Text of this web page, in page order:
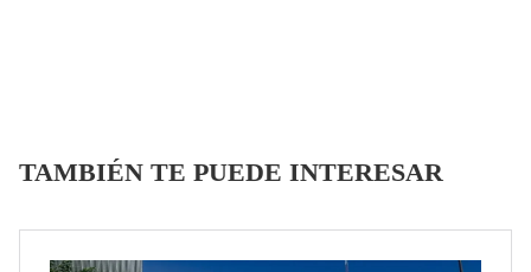
TAMBIÉN TE PUEDE INTERESAR